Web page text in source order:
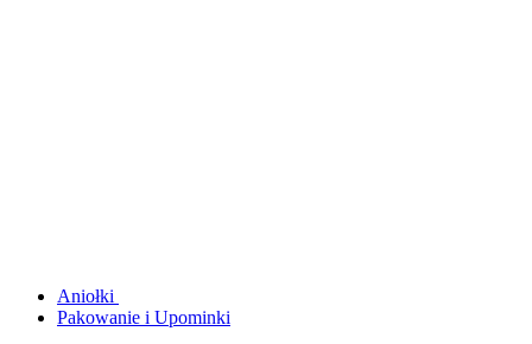
Aniołki
Pakowanie i Upominki